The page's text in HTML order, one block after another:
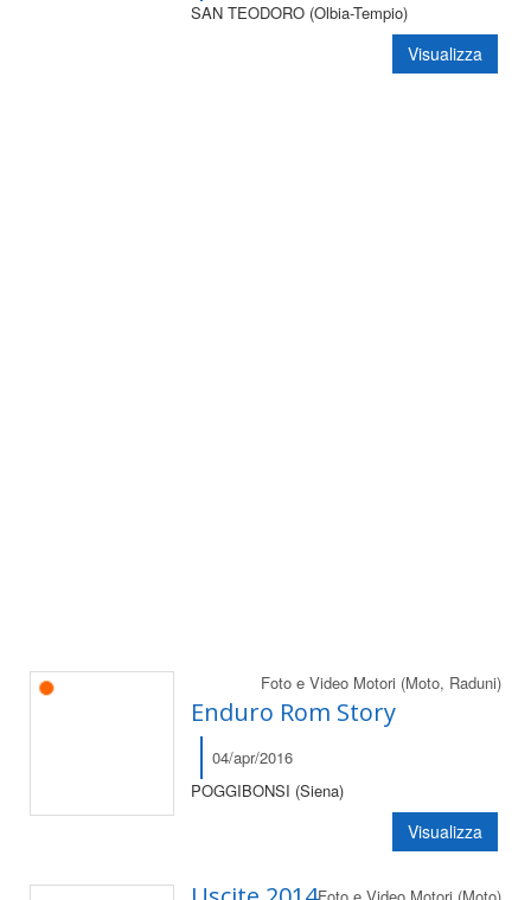
SAN TEODORO (Olbia-Tempio)
Visualizza
Foto e Video Motori (Moto, Raduni)
Enduro Rom Story
04/apr/2016
POGGIBONSI (Siena)
Visualizza